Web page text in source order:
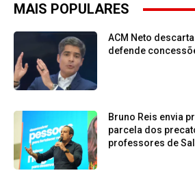
MAIS POPULARES
ACM Neto
defende
Bruno Reis envia
parcela dos
professores de